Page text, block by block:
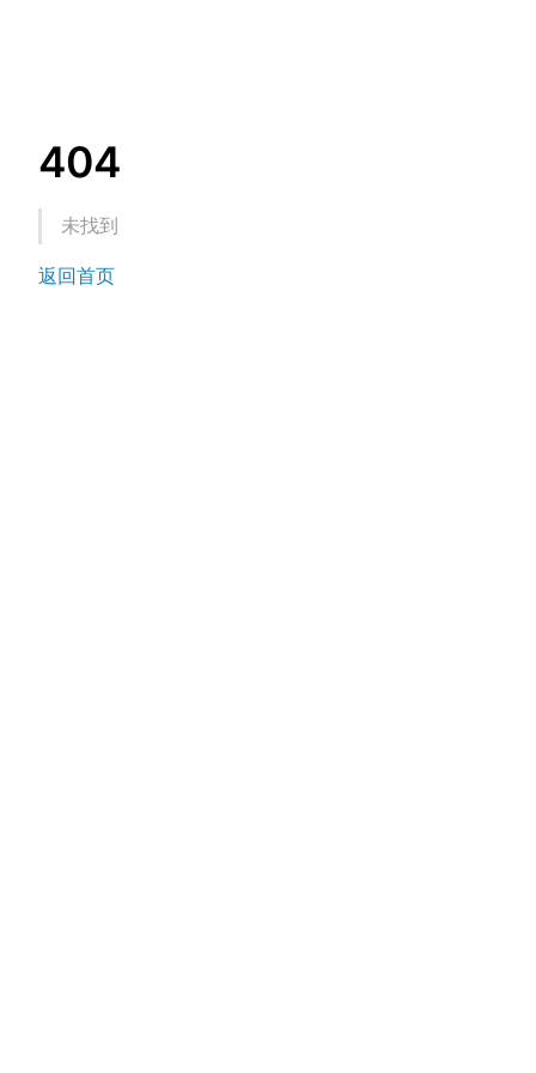
404
未找到
返回首页